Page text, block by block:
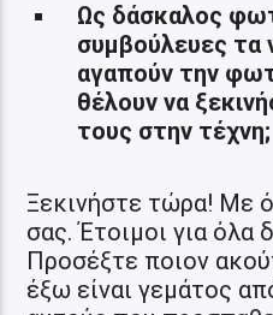
Ως δάσκαλος
συμβούλευες τα
αγαπούν την
θέλουν να
τους στην τέχνη;
Ξεκινήστε τώρα! Με
σας. Έτοιμοι για όλα
Προσέξτε ποιον
έξω είναι γεμάτος